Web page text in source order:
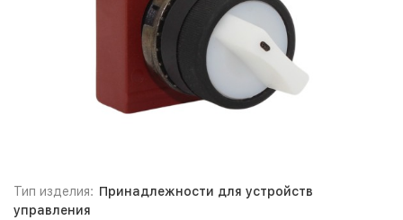
Тип изделия: Принадлежности для устройств
управления